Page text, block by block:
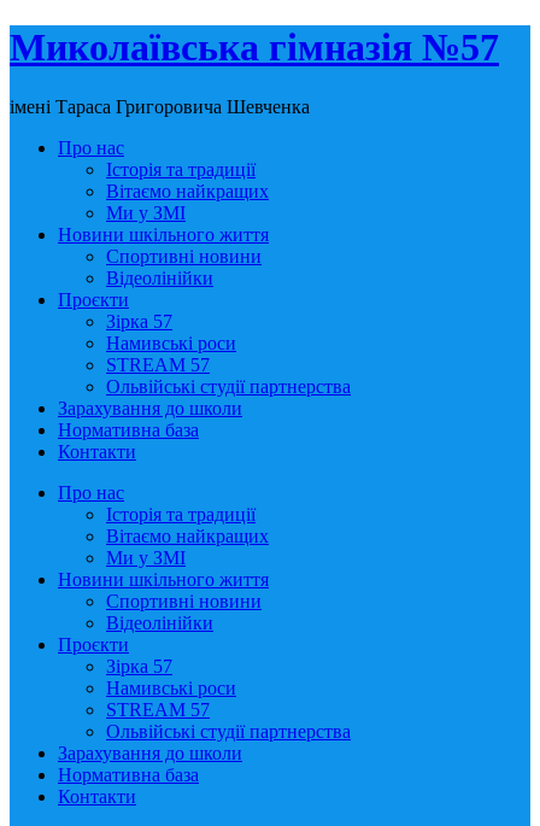
Миколаївська гімназія №57
імені Тараса Григоровича Шевченка
Про нас
Історія та традиції
Вітаємо найкращих
Ми у ЗМІ
Новини шкільного життя
Спортивні новини
Відеолінійки
Проєкти
Зірка 57
Намивські роси
STREAM 57
Ольвійські студії партнерства
Зарахування до школи
Нормативна база
Контакти
Про нас
Історія та традиції
Вітаємо найкращих
Ми у ЗМІ
Новини шкільного життя
Спортивні новини
Відеолінійки
Проєкти
Зірка 57
Намивські роси
STREAM 57
Ольвійські студії партнерства
Зарахування до школи
Нормативна база
Контакти